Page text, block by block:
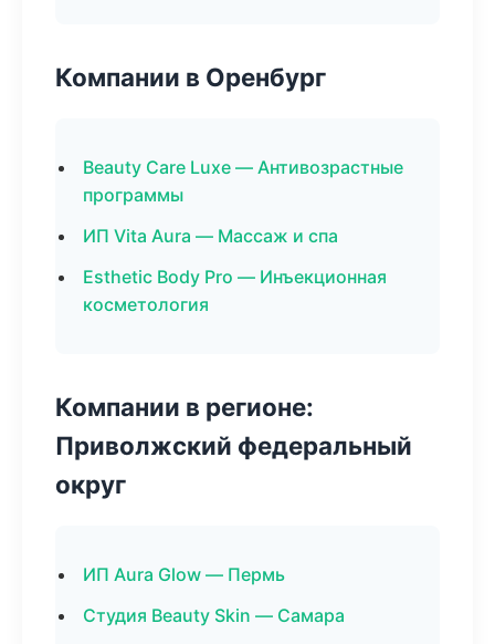
Компании в Оренбург
Beauty Care Luxe — Антивозрастные
программы
ИП Vita Aura — Массаж и спа
Esthetic Body Pro — Инъекционная
косметология
Компании в регионе:
Приволжский федеральный
округ
ИП Aura Glow — Пермь
Студия Beauty Skin — Самара